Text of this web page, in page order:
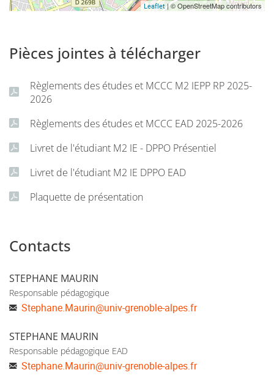
Leaflet| © OpenStreetMap contributors
Pièces jointes à télécharger
Règlements des études et MCCC M2 IEPP RP 2025-
2026
Règlements des études et MCCC EAD 2025-2026
Livret de l'étudiant M2 IE - DPPO Présentiel
Livret de l'étudiant M2 IE DPPO EAD
Plaquette de présentation
Contacts
STEPHANE MAURIN
Responsable pédagogique
Stephane.Maurin@univ-grenoble-alpes.fr
STEPHANE MAURIN
Responsable pédagogique EAD
Stephane.Maurin@univ-grenoble-alpes.fr